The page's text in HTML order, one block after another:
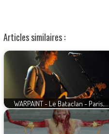
Articles similaires :
WARPAINT - Le Bataclan - Paris,…